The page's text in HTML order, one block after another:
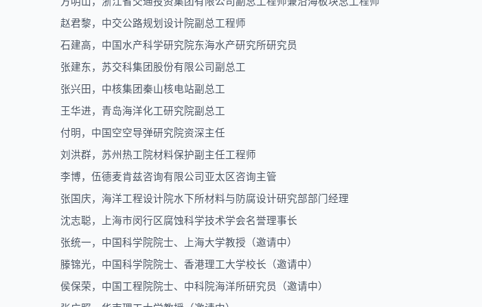
赵君黎，中交公路规划设计院副总工程师
石建高，中国水产科学研究院东海水产研究所研究员
张建东，苏交科集团股份有限公司副总工
张兴田，中核集团秦山核电站副总工
王华进，青岛海洋化工研究院副总工
付明，中国空空导弹研究院资深主任
刘洪群，苏州热工院材料保护副主任工程师
李博，伍德麦肯兹咨询有限公司亚太区咨询主管
张国庆，海洋工程设计院水下所材料与防腐设计研究部部门经理
沈志聪，上海市闵行区腐蚀科学技术学会名誉理事长
张统一，中国科学院院士、上海大学教授（邀请中）
滕锦光，中国科学院院士、香港理工大学校长（邀请中）
侯保荣，中国工程院院士、中科院海洋所研究员（邀请中）